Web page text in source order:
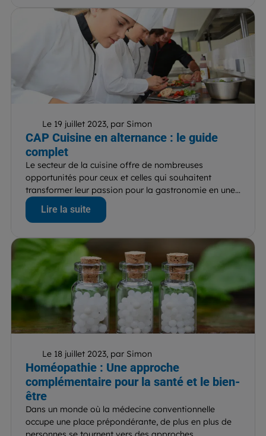
Le 19 juillet 2023, par Simon
CAP Cuisine en alternance : le guide
complet
Le secteur de la cuisine offre de nombreuses
opportunités pour ceux et celles qui souhaitent
transformer leur passion pour la gastronomie en une
carrière...
Lire la suite
Le 18 juillet 2023, par Simon
Homéopathie : Une approche
complémentaire pour la santé et le bien-
être
Dans un monde où la médecine conventionnelle
occupe une place prépondérante, de plus en plus de